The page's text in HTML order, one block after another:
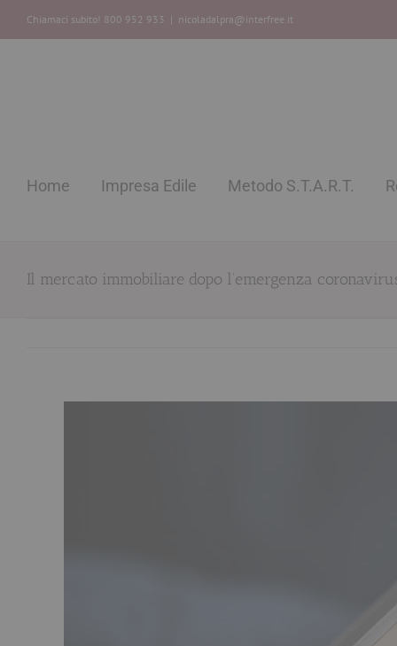
Chiamaci subito! 800 952 933 | nicoladalpra@interfree.it
Home Impresa Edile Metodo S.T.A.R.T.
Il mercato immobiliare dopo l’emergenza